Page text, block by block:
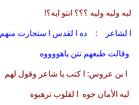
ليه وليه وليه ؟؟؟ انتو ايه؟!
ا لشاعر : ده ا لقدس ا ستجارت منهم
وقالت طبعهم نتن ياهووووه
ا بن عروس: ا كتب يا شاعر وقول لهم
ليه الأمان جوه ا لقلوب ترهبوه